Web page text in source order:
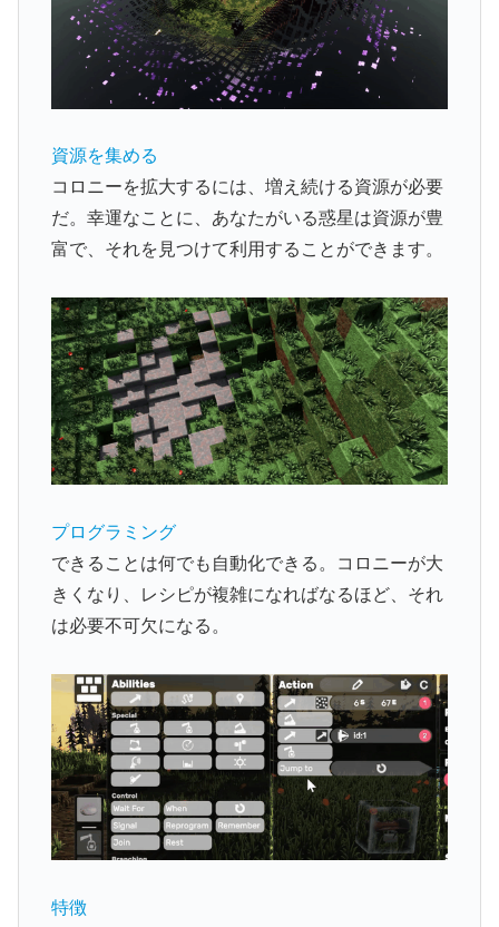
資源を集める
コロニーを拡大するには、増え続ける資源が必要
だ。幸運なことに、あなたがいる惑星は資源が豊
富で、それを見つけて利用することができます。
プログラミング
できることは何でも自動化できる。コロニーが大
きくなり、レシピが複雑になればなるほど、それ
は必要不可欠になる。
特徴